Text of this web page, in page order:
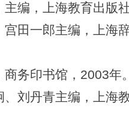
，上海教育出版社
一郎主编，上海辞
务印书馆，2003年。
丹青主编，上海教